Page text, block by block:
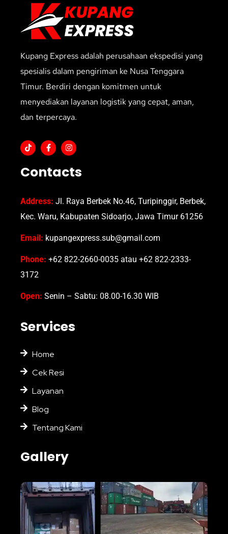
Kupang Express adalah perusahaan ekspedisi yang
spesialis dalam pengiriman ke Nusa Tenggara
Timur. Berdiri dengan komitmen untuk
menyediakan layanan logistik yang cepat, aman,
dan terpercaya.
Contacts
Address: Jl. Raya Berbek No.46, Turipinggir, Berbek,
Kec. Waru, Kabupaten Sidoarjo, Jawa Timur 61256
Email: kupangexpress.sub@gmail.com
Phone: +62 822-2660-0035 atau +62 822-2333-
3172
Open: Senin – Sabtu: 08.00-16.30 WIB
Services
Home
Cek Resi
Layanan
Blog
Tentang Kami
Gallery